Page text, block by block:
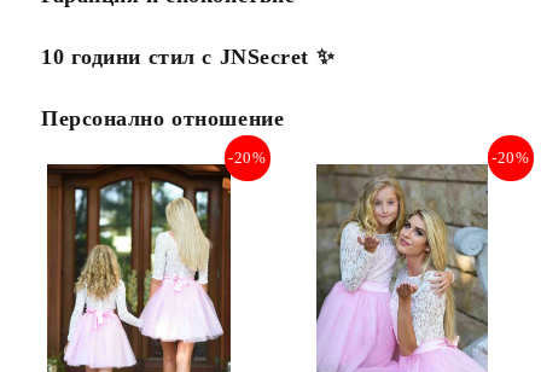
10 години стил с JNSecret ✨️
Персонално отношение
-20% -20%